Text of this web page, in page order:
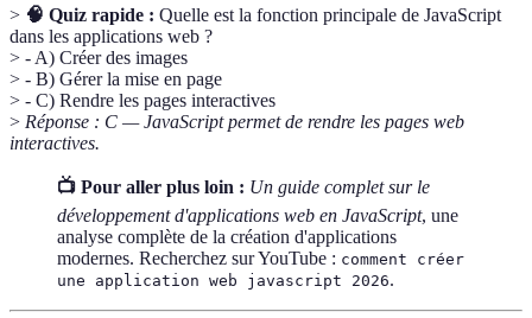
> 🧠 Quiz rapide : Quelle est la fonction principale de JavaScript
dans les applications web ?
> - A) Créer des images
> - B) Gérer la mise en page
> - C) Rendre les pages interactives
> Réponse : C — JavaScript permet de rendre les pages web
interactives.
📺 Pour aller plus loin : Un guide complet sur le
développement d'applications web en JavaScript, une
analyse complète de la création d'applications
modernes. Recherchez sur YouTube : comment créer
une application web javascript 2026.